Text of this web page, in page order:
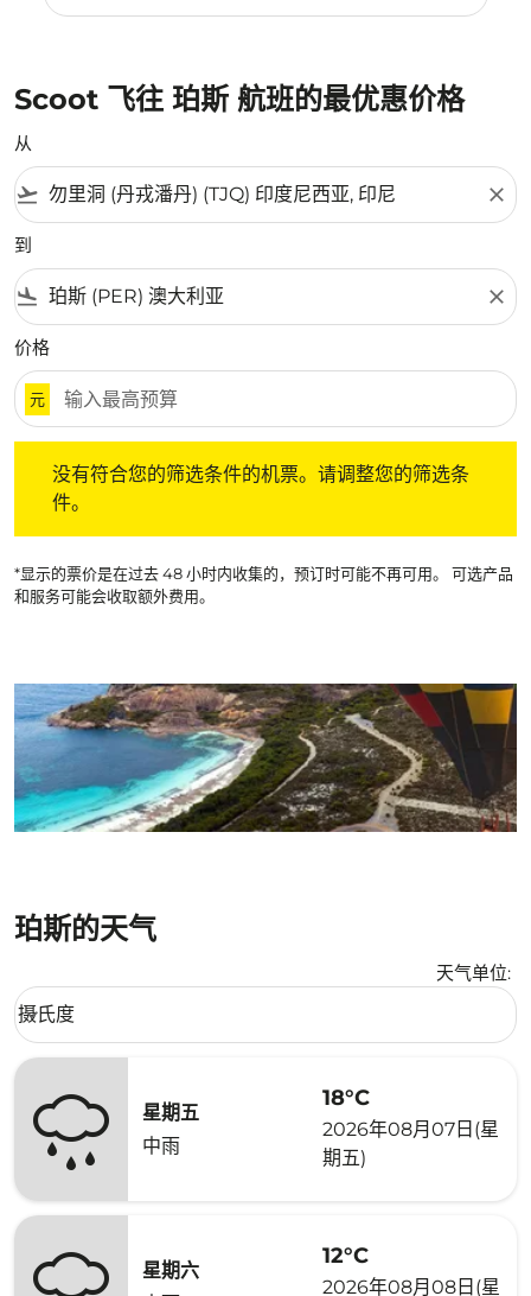
Scoot 飞往 珀斯 航班的最优惠价格
从
flight_takeoff close
到
flight_land close
价格
元
没有符合您的筛选条件的机票。请调整您的筛选条
件。
*显示的票价是在过去 48 小时内收集的，预订时可能不再可用。 可选产品
和服务可能会收取额外费用。
珀斯的天气
天气单位:
Weather unit option 摄氏度 Selected
摄氏度
keyboard_arrow_down
星期五
中雨
18°C
2026年08月07日(星
期五)
星期六
12°C
2026年08月08日(星